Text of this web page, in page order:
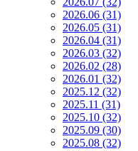
2026.06 (31)
2026.05 (31)
2026.04 (31)
2026.03 (32)
2026.02 (28)
2026.01 (32)
2025.12 (32)
2025.11 (31)
2025.10 (32)
2025.09 (30)
2025.08 (32)